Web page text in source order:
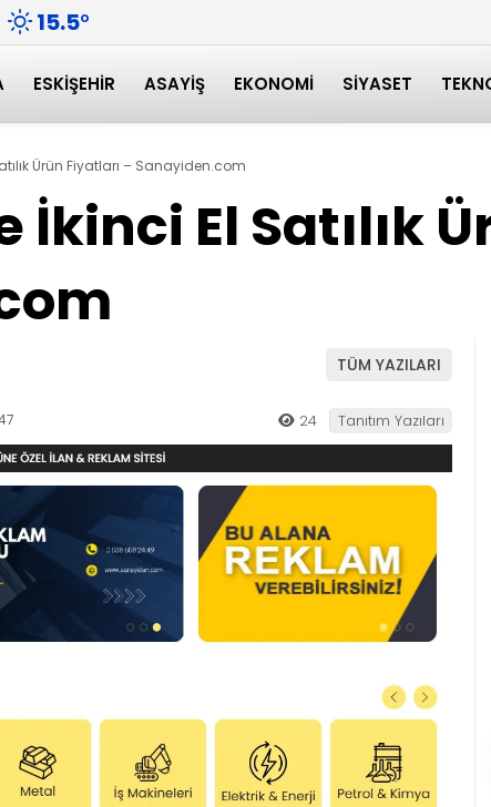
15.5°
ESKIŞEHIR ASAYIŞ EKONOMI SIYASET
Ürün Fiyatları – Sanayiden.com
İkinci El Satılık
TÜM YAZILARI
24 Tanıtım Yazıları